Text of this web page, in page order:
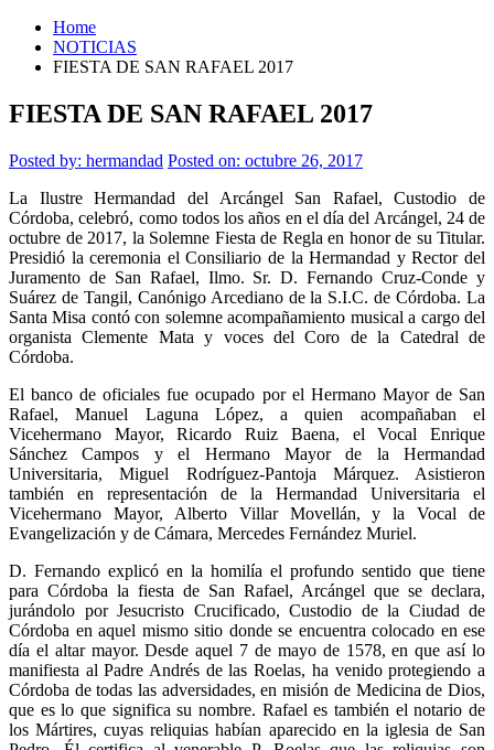
Home
NOTICIAS
FIESTA DE SAN RAFAEL 2017
FIESTA DE SAN RAFAEL 2017
Posted by: hermandad Posted on: octubre 26, 2017
La Ilustre Hermandad del Arcángel San Rafael, Custodio de
Córdoba, celebró, como todos los años en el día del Arcángel, 24 de
octubre de 2017, la Solemne Fiesta de Regla en honor de su Titular.
Presidió la ceremonia el Consiliario de la Hermandad y Rector del
Juramento de San Rafael, Ilmo. Sr. D. Fernando Cruz-Conde y
Suárez de Tangil, Canónigo Arcediano de la S.I.C. de Córdoba. La
Santa Misa contó con solemne acompañamiento musical a cargo del
organista Clemente Mata y voces del Coro de la Catedral de
Córdoba.
El banco de oficiales fue ocupado por el Hermano Mayor de San
Rafael, Manuel Laguna López, a quien acompañaban el
Vicehermano Mayor, Ricardo Ruiz Baena, el Vocal Enrique
Sánchez Campos y el Hermano Mayor de la Hermandad
Universitaria, Miguel Rodríguez-Pantoja Márquez. Asistieron
también en representación de la Hermandad Universitaria el
Vicehermano Mayor, Alberto Villar Movellán, y la Vocal de
Evangelización y de Cámara, Mercedes Fernández Muriel.
D. Fernando explicó en la homilía el profundo sentido que tiene
para Córdoba la fiesta de San Rafael, Arcángel que se declara,
jurándolo por Jesucristo Crucificado, Custodio de la Ciudad de
Córdoba en aquel mismo sitio donde se encuentra colocado en ese
día el altar mayor. Desde aquel 7 de mayo de 1578, en que así lo
manifiesta al Padre Andrés de las Roelas, ha venido protegiendo a
Córdoba de todas las adversidades, en misión de Medicina de Dios,
que es lo que significa su nombre. Rafael es también el notario de
los Mártires, cuyas reliquias habían aparecido en la iglesia de San